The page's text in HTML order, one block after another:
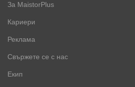
За MaistorPlus
Кариери
Реклама
Свържете се с нас
Екип